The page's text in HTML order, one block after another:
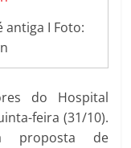
antiga I Foto:
do Hospital
feira (31/10).
proposta de